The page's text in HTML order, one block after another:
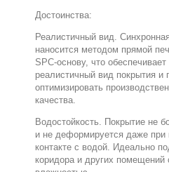
Достоинства:
Реалистичный вид.
наносится методом прямой
SPC-основу, что
реалистичный вид покрытия и
оптимизировать
качества.
Водостойкость. Покрытие не
и не деформируется даже при
контакте с водой. Идеально
коридора и других